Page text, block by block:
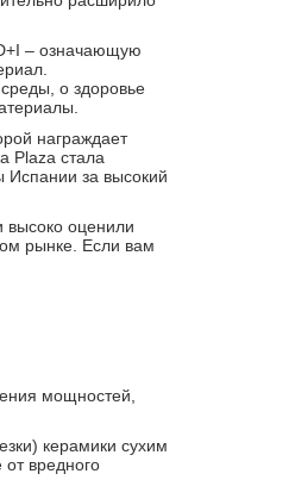
– означающую
о здоровье
награждает
Plaza стала
Испании за высокий
высоко оценили
рынке. Если вам
мощностей,
керамики сухим
вредного